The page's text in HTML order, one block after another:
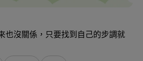
也沒關係，只要找到自己的步調就